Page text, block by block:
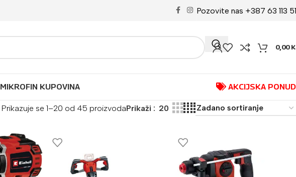
Pozovite nas +387 63 113
0,00
MIKROFIN KUPOVINA AKCIJSKA
Prikazuje se 1–20 od 45 proizvodaPrikaži 20